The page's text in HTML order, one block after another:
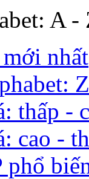
A -
mới nhất
thấp -
cao -
phổ